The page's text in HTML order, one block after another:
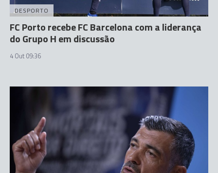
DESPORTO
FC Porto recebe FC Barcelona com a liderança
do Grupo H em discussão
4 Out 09:36